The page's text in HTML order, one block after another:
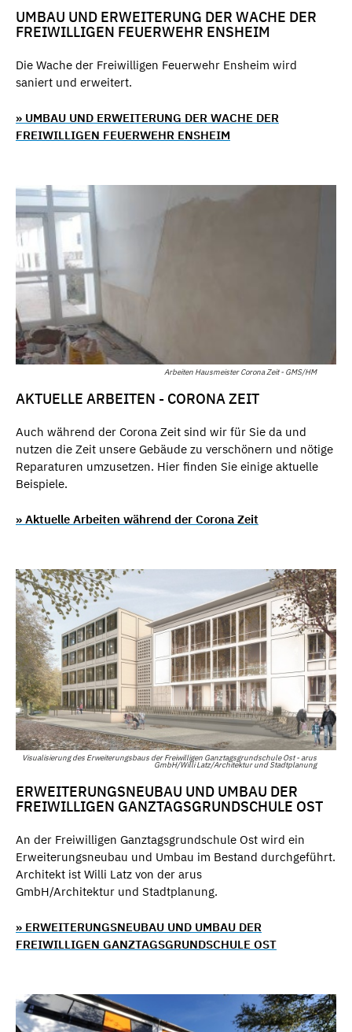
UMBAU UND ERWEITERUNG DER WACHE DER
FREIWILLIGEN FEUERWEHR ENSHEIM
Die Wache der Freiwilligen Feuerwehr Ensheim wird
saniert und erweitert.
» UMBAU UND ERWEITERUNG DER WACHE DER
FREIWILLIGEN FEUERWEHR ENSHEIM
Arbeiten Hausmeister Corona Zeit - GMS/HM
AKTUELLE ARBEITEN - CORONA ZEIT
Auch während der Corona Zeit sind wir für Sie da und
nutzen die Zeit unsere Gebäude zu verschönern und nötige
Reparaturen umzusetzen. Hier finden Sie einige aktuelle
Beispiele.
» Aktuelle Arbeiten während der Corona Zeit
Visualisierung des Erweiterungsbaus der Freiwilligen Ganztagsgrundschule Ost - arus
GmbH/Willi Latz/Architektur und Stadtplanung
ERWEITERUNGSNEUBAU UND UMBAU DER
FREIWILLIGEN GANZTAGSGRUNDSCHULE OST
An der Freiwilligen Ganztagsgrundschule Ost wird ein
Erweiterungsneubau und Umbau im Bestand durchgeführt.
Architekt ist Willi Latz von der arus
GmbH/Architektur und Stadtplanung.
» ERWEITERUNGSNEUBAU UND UMBAU DER
FREIWILLIGEN GANZTAGSGRUNDSCHULE OST